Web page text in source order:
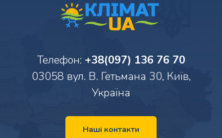
Телефон: +38(097) 136 76 70
03058 вул. В. Гетьмана 30, Київ,
Україна
Наші контакти